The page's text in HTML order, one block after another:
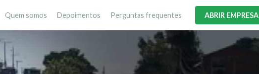
Quem somos Depoimentos Perguntas frequentes ABRIR EMPRESA